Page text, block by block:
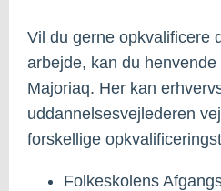
Vil du gerne opkvalificere
arbejde, kan du
Majoriaq. Her kan
uddannelsesvejlederen
forskellige
Folkeskolens